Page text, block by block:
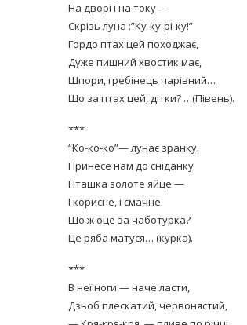
На дворі і на току —
Скрізь луна :”Ку-ку-рі-ку!”
Гордо птах цей походжає,
Дуже пишний хвостик має,
Шпори, гребінець чарівний…
Що за птах цей, дітки? …(Півень).
***
“Ко-ко-ко”— лунає зранку.
Принесе нам до сніданку
Пташка золоте яйце —
І корисне, і смачне.
Що ж оце за чаботурка?
Це ряба матуся… (курка).
***
В неї ноги — наче ласти,
Дзьоб плескатий, червонястий,